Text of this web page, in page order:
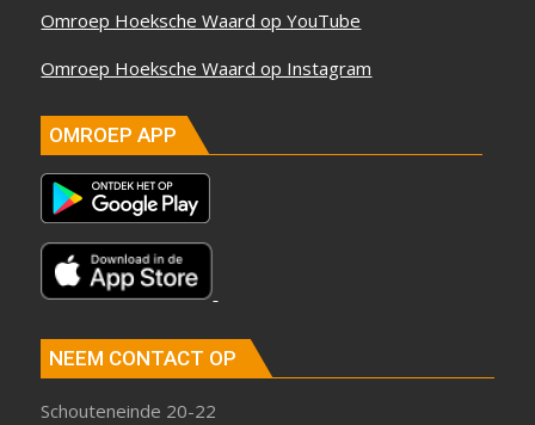
Omroep Hoeksche Waard op YouTube
Omroep Hoeksche Waard op Instagram
OMROEP APP
NEEM CONTACT OP
Schouteneinde 20-22